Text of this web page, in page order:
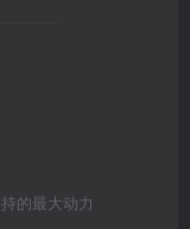
的最大动力